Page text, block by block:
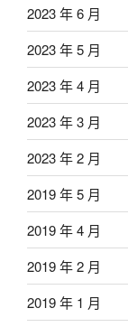
2023 年 6 月
2023 年 5 月
2023 年 4 月
2023 年 3 月
2023 年 2 月
2019 年 5 月
2019 年 4 月
2019 年 2 月
2019 年 1 月